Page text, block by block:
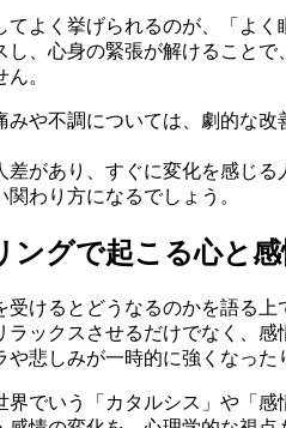
てよく挙げられるのが、「よ
し、心身の緊張が解けること
。
みや不調については、劇的な
差があり、すぐに変化を感じ
わり方になるでしょう。
ングで起こる心と
受けるとどうなるのかを語る
ラックスさせるだけでなく、
悲しみが一時的に強くなった
界でいう「カタルシス」や「